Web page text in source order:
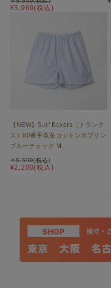
2WAYストレッチ グレイ
¥3,960(税込)
【NEW】Surf Boxers（トランク
ス）80番手双糸コットンポプリン
ブルーチェック M
¥2,200(税込)
￥5,500(税込)